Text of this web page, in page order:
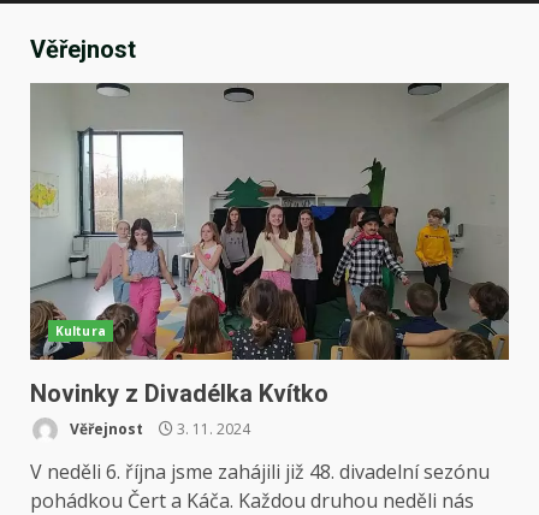
Věřejnost
Kultura
Novinky z Divadélka Kvítko
Věřejnost 3. 11. 2024
V neděli 6. října jsme zahájili již 48. divadelní sezónu
pohádkou Čert a Káča. Každou druhou neděli nás